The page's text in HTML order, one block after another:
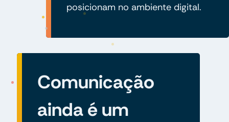
posicionam no ambiente digital.
Comunicação
ainda é um